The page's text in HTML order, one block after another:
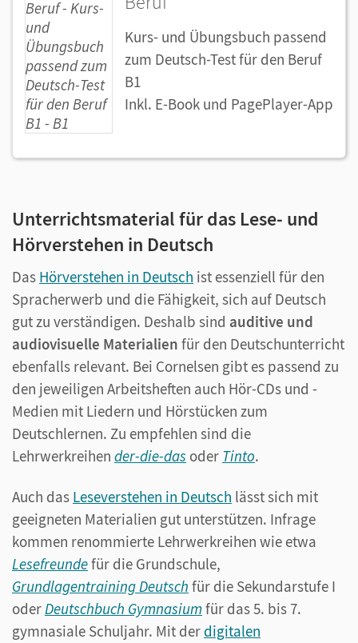
Kurs- und Übungsbuch passend
zum Deutsch-Test für den Beruf
B1
Inkl. E-Book und PagePlayer-App
Unterrichtsmaterial für das Lese- und
Hörverstehen in Deutsch
Das Hörverstehen in Deutsch ist essenziell für den
Spracherwerb und die Fähigkeit, sich auf Deutsch
gut zu verständigen. Deshalb sind auditive und
audiovisuelle Materialien für den Deutschunterricht
ebenfalls relevant. Bei Cornelsen gibt es passend zu
den jeweiligen Arbeitsheften auch Hör-CDs und -
Medien mit Liedern und Hörstücken zum
Deutschlernen. Zu empfehlen sind die
Lehrwerkreihen der-die-das oder Tinto.
Auch das Leseverstehen in Deutsch lässt sich mit
geeigneten Materialien gut unterstützen. Infrage
kommen renommierte Lehrwerkreihen wie etwa
Lesefreundefür die Grundschule,
Grundlagentraining Deutsch für die Sekundarstufe I
oderDeutschbuch Gymnasiumfür das 5. bis 7.
gymnasiale Schuljahr. Mit der digitalen